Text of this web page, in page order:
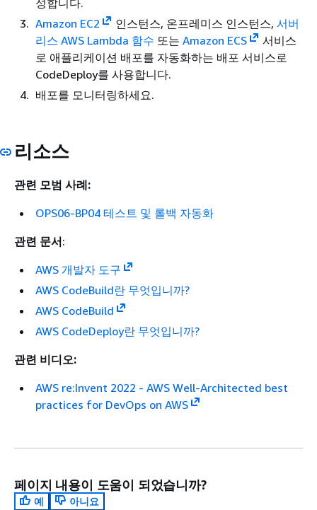
성합니다.
Amazon EC2
인스턴스, 온프레미스 인스턴스, 서버
리스 AWS Lambda 함수 또는 Amazon ECS
서비스
로 애플리케이션 배포를 자동화하는 배포 서비스로
CodeDeploy를 사용합니다.
배포를 모니터링하세요.
리소스
관련 모범 사례:
OPS06-BP04 테스트 및 롤백 자동화
관련 문서:
AWS 개발자 도구
AWS CodeBuild란 무엇입니까?
AWS CodeBuild
AWS CodeDeploy란 무엇입니까?
관련 비디오:
AWS re:Invent 2022 - AWS Well-Architected best
practices for DevOps on AWS
페이지 내용이 도움이 되었습니까?
예
아니요